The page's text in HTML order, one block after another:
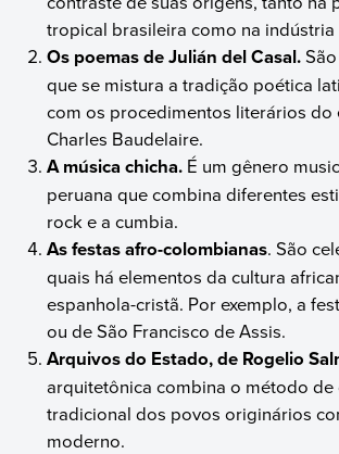
tropical brasileira como na
Os poemas de Julián del Casal.
que se mistura a tradição poética
com os procedimentos literários do
Charles Baudelaire.
A música chicha. É um gênero
peruana que combina diferentes
rock e a cumbia.
As festas afro-colombianas. São
quais há elementos da cultura
espanhola-cristã. Por exemplo, a
ou de São Francisco de Assis.
Arquivos do Estado, de Rogelio
arquitetônica combina o método de
tradicional dos povos originários
moderno.